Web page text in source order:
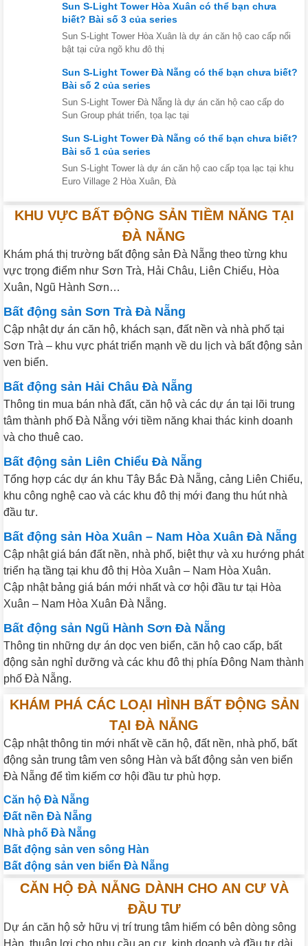
Sun S-Light Tower Hòa Xuân có thể bạn chưa
biết? Bài số 3 của series
Sun S-Light Tower Hòa Xuân là dự án căn hộ cao cấp nổi
bật tại cửa ngõ khu đô thị
Sun S-Light Tower Đà Nẵng có thể bạn chưa biết?
Bài số 2 của series
Sun S-Light Tower Đà Nẵng là dự án căn hộ cao cấp do
Sun Group phát triển, tọa lạc tại
Sun S-Light Tower Đà Nẵng có thể bạn chưa biết?
Bài số 1 của series
Sun S-Light Tower là dự án căn hộ cao cấp tọa lạc tại khu
Euro Village 2 Hòa Xuân, Đà
KHU VỰC BẤT ĐỘNG SẢN TIỀM NĂNG TẠI
ĐÀ NẴNG
Khám phá thị trường bất động sản Đà Nẵng theo từng khu
vực trọng điểm như Sơn Trà, Hải Châu, Liên Chiểu, Hòa
Xuân, Ngũ Hành Sơn…
Bất động sản Sơn Trà Đà Nẵng
Cập nhật dự án căn hộ, khách sạn, đất nền và nhà phố tại
Sơn Trà – khu vực phát triển mạnh về du lịch và bất động sản
ven biển.
Bất động sản Hải Châu Đà Nẵng
Thông tin mua bán nhà đất, căn hộ và các dự án tại lõi trung
tâm thành phố Đà Nẵng với tiềm năng khai thác kinh doanh
và cho thuê cao.
Bất động sản Liên Chiểu Đà Nẵng
Tổng hợp các dự án khu Tây Bắc Đà Nẵng, cảng Liên Chiểu,
khu công nghệ cao và các khu đô thị mới đang thu hút nhà
đầu tư.
Bất động sản Hòa Xuân – Nam Hòa Xuân Đà Nẵng
Cập nhật giá bán đất nền, nhà phố, biệt thự và xu hướng phát
triển hạ tầng tại khu đô thị Hòa Xuân – Nam Hòa Xuân.
Cập nhật bảng giá bán mới nhất và cơ hội đầu tư tại Hòa
Xuân – Nam Hòa Xuân Đà Nẵng.
Bất động sản Ngũ Hành Sơn Đà Nẵng
Thông tin những dự án dọc ven biển, căn hộ cao cấp, bất
động sản nghỉ dưỡng và các khu đô thị phía Đông Nam thành
phố Đà Nẵng.
KHÁM PHÁ CÁC LOẠI HÌNH BẤT ĐỘNG SẢN
TẠI ĐÀ NẴNG
Cập nhật thông tin mới nhất về căn hộ, đất nền, nhà phố, bất
động sản trung tâm ven sông Hàn và bất động sản ven biển
Đà Nẵng để tìm kiếm cơ hội đầu tư phù hợp.
Căn hộ Đà Nẵng
Đất nền Đà Nẵng
Nhà phố Đà Nẵng
Bất động sản ven sông Hàn
Bất động sản ven biển Đà Nẵng
CĂN HỘ ĐÀ NẴNG DÀNH CHO AN CƯ VÀ
ĐẦU TƯ
Dự án căn hộ sở hữu vị trí trung tâm hiếm có bên dòng sông